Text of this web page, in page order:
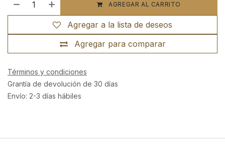
AGREGAR AL CARRITO
Agregar para comparar
Agregar a la lista de deseos
Términos y condiciones
Grantía de devolución de 30 días
Envío: 2-3 días hábiles